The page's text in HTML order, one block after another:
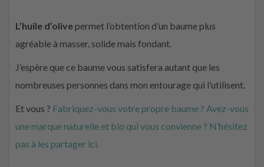
L’huile d’olivepermet l’obtention d’un baume plus
agréable à masser, solide mais fondant.
J’espère que ce baume vous satisfera autant que les
nombreuses personnes dans mon entourage qui l’utilisent.
Et vous ? Fabriquez-vous votre propre baume ? Avez-vous
une marque naturelle et bio qui vous convienne ? N’hésitez
pas à les partager ici.